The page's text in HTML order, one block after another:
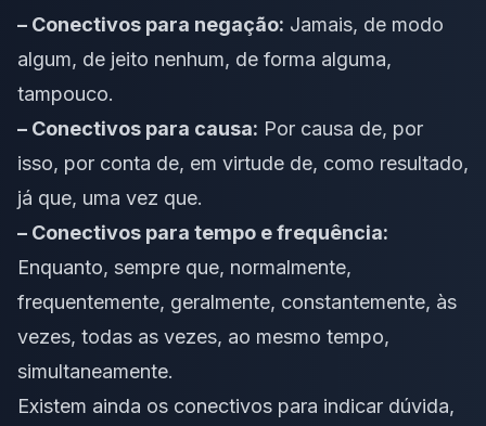
– Conectivos para negação: Jamais, de modo
algum, de jeito nenhum, de forma alguma,
tampouco.
– Conectivos para causa: Por causa de, por
isso, por conta de, em virtude de, como resultado,
já que, uma vez que.
– Conectivos para tempo e frequência:
Enquanto, sempre que, normalmente,
frequentemente, geralmente, constantemente, às
vezes, todas as vezes, ao mesmo tempo,
simultaneamente.
Existem ainda os conectivos para indicar dúvida,